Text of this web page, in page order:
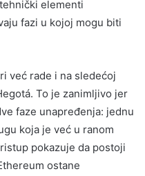
elementi
fazi u kojoj mogu biti
već rade i na sledećoj
To je zanimljivo jer
faze unapređenja: jednu
koja je već u ranom
pokazuje da postoji
ostane